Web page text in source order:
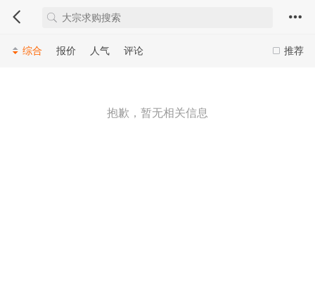
推荐
综合 报价 人气 评论
抱歉，暂无相关信息